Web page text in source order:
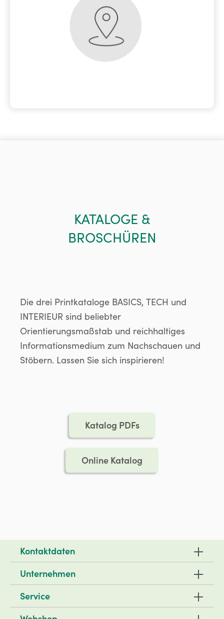
KATALOGE &
BROSCHÜREN
Die drei Printkataloge BASICS, TECH und
INTERIEUR sind beliebter
Orientierungsmaßstab und reichhaltiges
Informationsmedium zum Nachschauen und
Stöbern. Lassen Sie sich inspirieren!
Katalog PDFs
Online Katalog
Kontaktdaten
Unternehmen
Service